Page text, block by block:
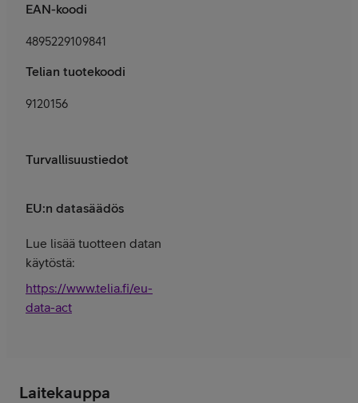
EAN-koodi
4895229109841
Telian tuotekoodi
9120156
Turvallisuustiedot
EU:n datasäädös
Lue lisää tuotteen datan
käytöstä:
https://www.telia.fi/eu-
data-act
Laitekauppa